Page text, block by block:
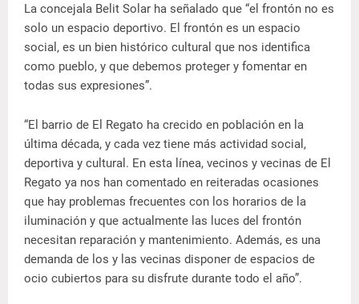
La concejala Belit Solar ha señalado que “el frontón no es
solo un espacio deportivo. El frontón es un espacio
social, es un bien histórico cultural que nos identifica
como pueblo, y que debemos proteger y fomentar en
todas sus expresiones”.
“El barrio de El Regato ha crecido en población en la
última década, y cada vez tiene más actividad social,
deportiva y cultural. En esta línea, vecinos y vecinas de El
Regato ya nos han comentado en reiteradas ocasiones
que hay problemas frecuentes con los horarios de la
iluminación y que actualmente las luces del frontón
necesitan reparación y mantenimiento. Además, es una
demanda de los y las vecinas disponer de espacios de
ocio cubiertos para su disfrute durante todo el año”.